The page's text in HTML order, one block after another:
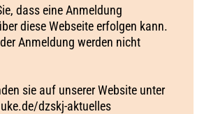
dass eine Anmeldung
diese Webseite erfolgen kann.
Anmeldung werden nicht
sie auf unserer Website unter
dzskj-aktuelles